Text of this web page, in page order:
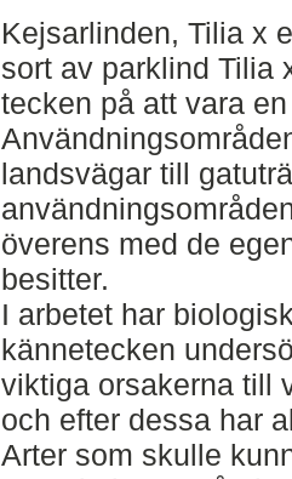
Kejsarlinden, Tilia x
sort av parklind Tilia
tecken på att vara
landsvägar till
överens med de
besitter.
I arbetet har
kännetecken
viktiga orsakerna till
och efter dessa har
Arter som skulle